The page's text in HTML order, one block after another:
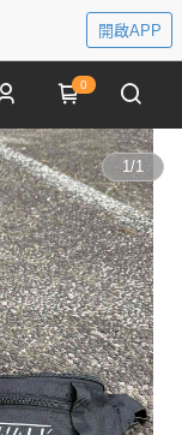
開啟APP
0
1/1